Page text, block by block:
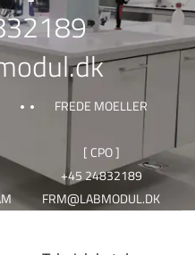
FREDE MOELLER
[ CPO ]
+45 24832189
FRM@LABMODUL.DK